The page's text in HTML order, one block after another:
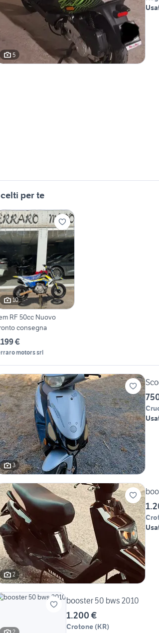
5
per te
10
RF 50cc Nuovo
consegna
€
motors srl
3
2
booster 50 bws 2010
1.200 €
Crotone (KR)